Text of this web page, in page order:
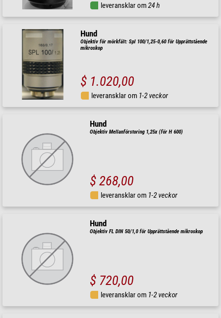
leveransklar om24 h
Hund
Objektiv för mörkfält: Spl 100/1,25-0,60 för Upprättstående
mikroskop
$ 1.020,00
leveransklar om 1-2 veckor
Hund
Objektiv Mellanförstoring 1,25x (för H 600)
$ 268,00
leveransklar om 1-2 veckor
Hund
Objektiv FL DIN 50/1,0 för Upprättstående mikroskop
$ 720,00
leveransklar om 1-2 veckor